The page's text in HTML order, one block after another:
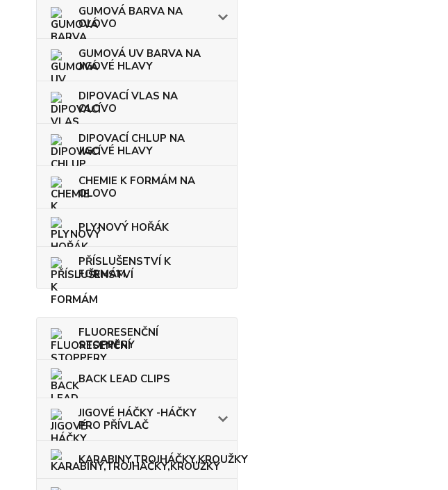
GUMOVÁ BARVA NA
OLOVO
GUMOVÁ UV BARVA NA
JIGOVÉ HLAVY
DIPOVACÍ VLAS NA
OLOVO
DIPOVACÍ CHLUP NA
JIGOVÉ HLAVY
CHEMIE K FORMÁM NA
OLOVO
PLYNOVÝ HOŘÁK
PŘÍSLUŠENSTVÍ K
FORMÁM
FLUORESENČNÍ
STOPPERY
BACK LEAD CLIPS
JIGOVÉ HÁČKY -HÁČKY
PRO PŘÍVLAČ
KARABINY,TROJHÁČKY,KROUŽKY